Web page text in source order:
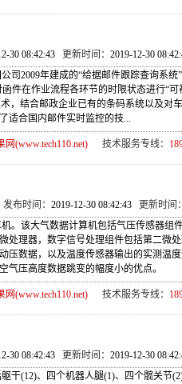
30 08:42:43 更新时间： 2019-12-30
2009年建成的“给据邮件跟踪查询系统
件在作业流程各环节的时限状态进行“
，结合邮政企业已有的条码系统以及对
适合国内邮件实时监控的技...
网(www.tech110.net) 技术服务专线：
布时间： 2019-12-30 08:42:43 更新时间：
该大气数据计算机包括气压传感器组
处理器，数字信号处理组件包括第二微
压数据，以及温度传感器输出的实测温
气压高度数据跳变的幅度小的优点。
网(www.tech110.net) 技术服务专线：
30 08:42:43 更新时间： 2019-12-30
(12)、四个机器人腿(1)、四个髋关节(2)